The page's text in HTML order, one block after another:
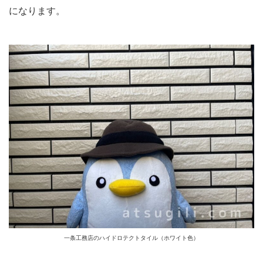
になります。
一条工務店のハイドロテクトタイル（ホワイト色）